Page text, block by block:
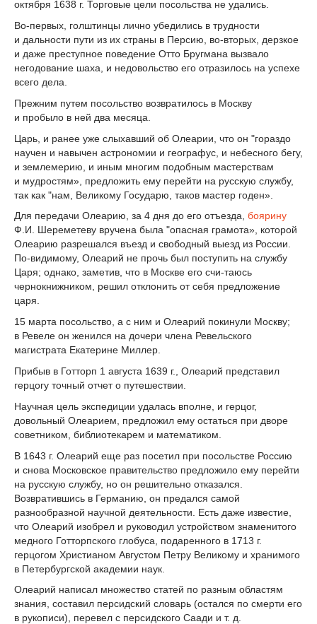
октября 1638 г. Торговые цели посольства не удались.
Во-первых, голштинцы лично убедились в трудности
и дальности пути из их страны в Персию, во-вторых, дерзкое
и даже преступное поведение Отто Бругмана вызвало
негодование шаха, и недовольство его отразилось на успехе
всего дела.
Прежним путем посольство возвратилось в Москву
и пробыло в ней два месяца.
Царь, и ранее уже слыхавший об Олеарии, что он "гораздо
научен и навычен астрономии и географус, и небесного бегу,
и землемерию, и иным многим подобным мастерствам
и мудростям», предложить ему перейти на русскую службу,
так как "нам, Великому Государю, таков мастер годен».
Для передачи Олеарию, за 4 дня до его отъезда, боярину
Ф.И. Шереметеву вручена была "опасная грамота», которой
Олеарию разрешался въезд и свободный выезд из России.
По-видимому, Олеарий не прочь был поступить на службу
Царя; однако, заметив, что в Москве его счи-таюсь
чернокнижником, решил отклонить от себя предложение
царя.
15 марта посольство, а с ним и Олеарий покинули Москву;
в Ревеле он женился на дочери члена Ревельского
магистрата Екатерине Миллер.
Прибыв в Готторп 1 августа 1639 г., Олеарий представил
герцогу точный отчет о путешествии.
Научная цель экспедиции удалась вполне, и герцог,
довольный Олеарием, предложил ему остаться при дворе
советником, библиотекарем и математиком.
В 1643 г. Олеарий еще раз посетил при посольстве Россию
и снова Московское правительство предложило ему перейти
на русскую службу, но он решительно отказался.
Возвратившись в Германию, он предался самой
разнообразной научной деятельности. Есть даже известие,
что Олеарий изобрел и руководил устройством знаменитого
медного Готторпского глобуса, подаренного в 1713 г.
герцогом Христианом Августом Петру Великому и хранимого
в Петербургской академии наук.
Олеарий написал множество статей по разным областям
знания, составил персидский словарь (остался по смерти его
в рукописи), перевел с персидского Саади и т. д.